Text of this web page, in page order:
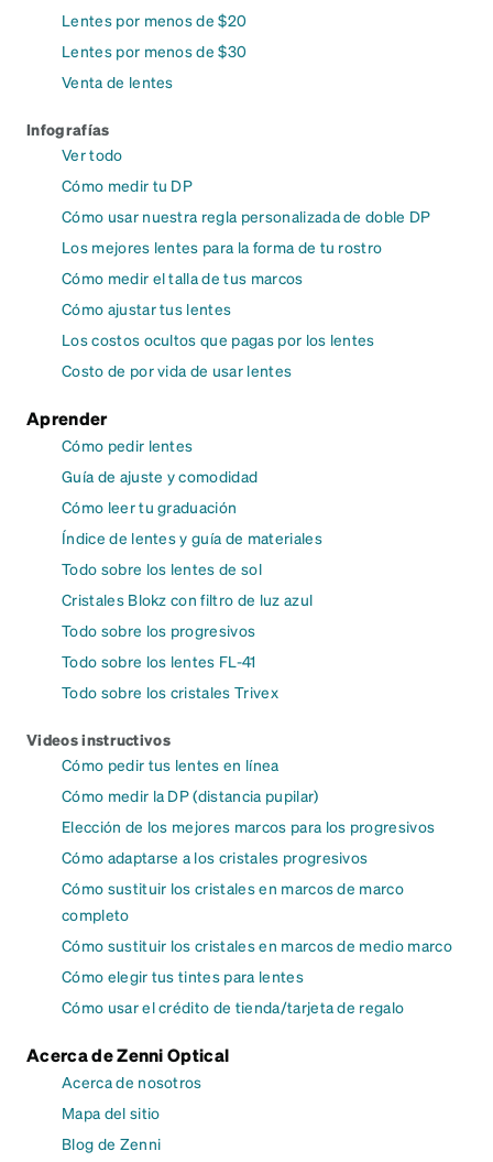
Lentes por menos de $20
Lentes por menos de $30
Venta de lentes
Infografías
Ver todo
Cómo medir tu DP
Cómo usar nuestra regla personalizada de doble DP
Los mejores lentes para la forma de tu rostro
Cómo medir el talla de tus marcos
Cómo ajustar tus lentes
Los costos ocultos que pagas por los lentes
Costo de por vida de usar lentes
Aprender
Cómo pedir lentes
Guía de ajuste y comodidad
Cómo leer tu graduación
Índice de lentes y guía de materiales
Todo sobre los lentes de sol
Cristales Blokz con filtro de luz azul
Todo sobre los progresivos
Todo sobre los lentes FL-41
Todo sobre los cristales Trivex
Videos instructivos
Cómo pedir tus lentes en línea
Cómo medir la DP (distancia pupilar)
Elección de los mejores marcos para los progresivos
Cómo adaptarse a los cristales progresivos
Cómo sustituir los cristales en marcos de marco
completo
Cómo sustituir los cristales en marcos de medio marco
Cómo elegir tus tintes para lentes
Cómo usar el crédito de tienda/tarjeta de regalo
Acerca de Zenni Optical
Acerca de nosotros
Mapa del sitio
Blog de Zenni